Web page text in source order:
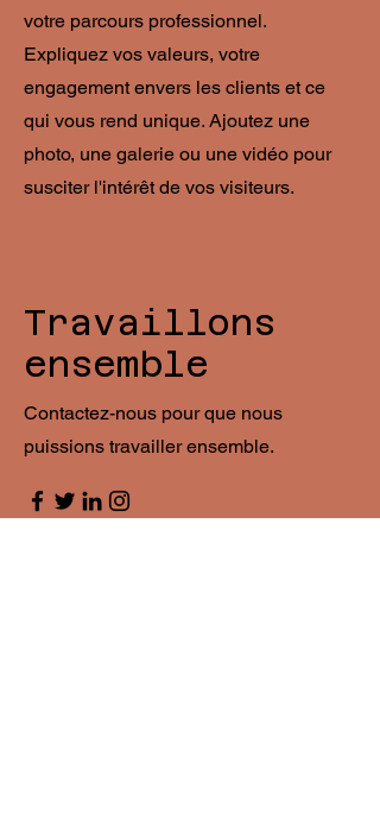
votre parcours professionnel.
Expliquez vos valeurs, votre
engagement envers les clients et ce
qui vous rend unique. Ajoutez une
photo, une galerie ou une vidéo pour
susciter l'intérêt de vos visiteurs.
Travaillons
ensemble
Contactez-nous pour que nous
puissions travailler ensemble.